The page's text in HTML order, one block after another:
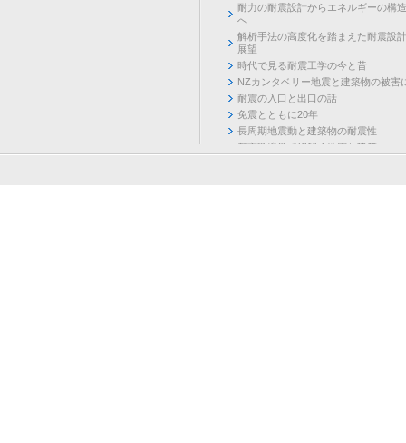
耐力の耐震設計からエネルギーの構
へ
解析手法の高度化を踏まえた耐震設
展望
時代で見る耐震工学の今と昔
NZカンタベリー地震と建築物の被害
耐震の入口と出口の話
免震とともに20年
長周期地震動と建築物の耐震性
都市環境学で紐解く地震と建築